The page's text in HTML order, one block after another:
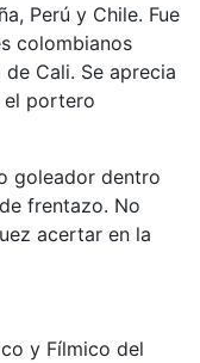
Perú y Chile. Fue
colombianos
Cali. Se aprecia
el portero
goleador dentro
frentazo. No
acertar en la
y Fílmico del